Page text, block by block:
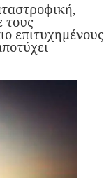
τους
επιτυχημένους